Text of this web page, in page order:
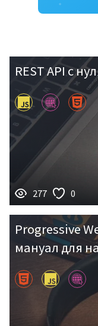
✦
REST API с
277 0
Progressive
мануал для